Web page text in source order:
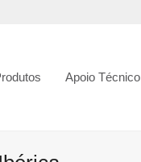
Apoio Técnico